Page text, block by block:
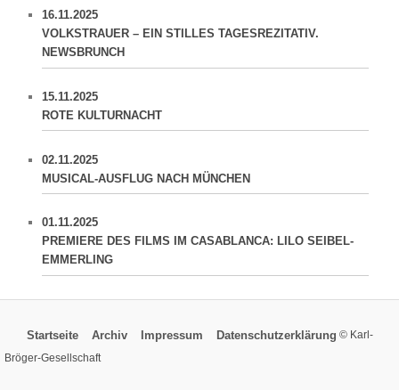
16.11.2025
VOLKSTRAUER – EIN STILLES TAGESREZITATIV.
NEWSBRUNCH
15.11.2025
ROTE KULTURNACHT
02.11.2025
MUSICAL-AUSFLUG NACH MÜNCHEN
01.11.2025
PREMIERE DES FILMS IM CASABLANCA: LILO SEIBEL-
EMMERLING
Startseite Archiv Impressum Datenschutzerklärung © Karl-
Bröger-Gesellschaft